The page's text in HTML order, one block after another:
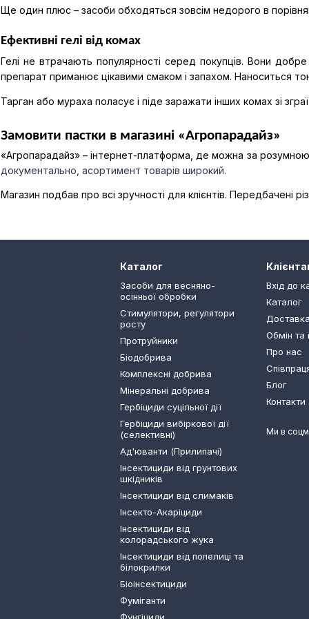
Ще один плюс – засоби обходяться зовсім недорого в
Ефективні гелі від комах
Гелі не втрачають популярності серед покупців. Вони
препарат приманює цікавими смаком і запахом. Наноситься
Тарган або мураха поласує і піде заражати інших комах зі
Замовити пастки в магазині «Агропарадайз»
«Агропарадайз» – інтернет-платформа, де можна за
документально, асортимент товарів широкий.
Магазин подбав про всі зручності для клієнтів. Передбачені
Каталог
Засоби для весняно-
осінньої обробки
Стимулятори, регулятори
росту
Протруйники
Біодобрива
Комплексні добрива
Мінеральні добрива
Гербіциди суцільної дії
Гербіциди вибіркової дії
(селективні)
Ад'юванти (Прилипачі)
Інсектициди від грунтових
шкідників
Інсектициди від слимаків
Інсекто-Акаріциди
Інсектициди від
колорадського жука
Інсектициди від попелиці та
білокрилки
Біоінсектициди
Фуміганти
Вхід до
Каталог
Обмін та
Про нас
Блог
Контакти
Ми в